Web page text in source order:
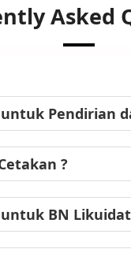
Asked
Pendirian
?
BN